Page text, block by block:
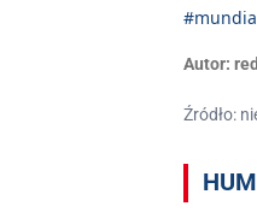
Autor:
Źródło: